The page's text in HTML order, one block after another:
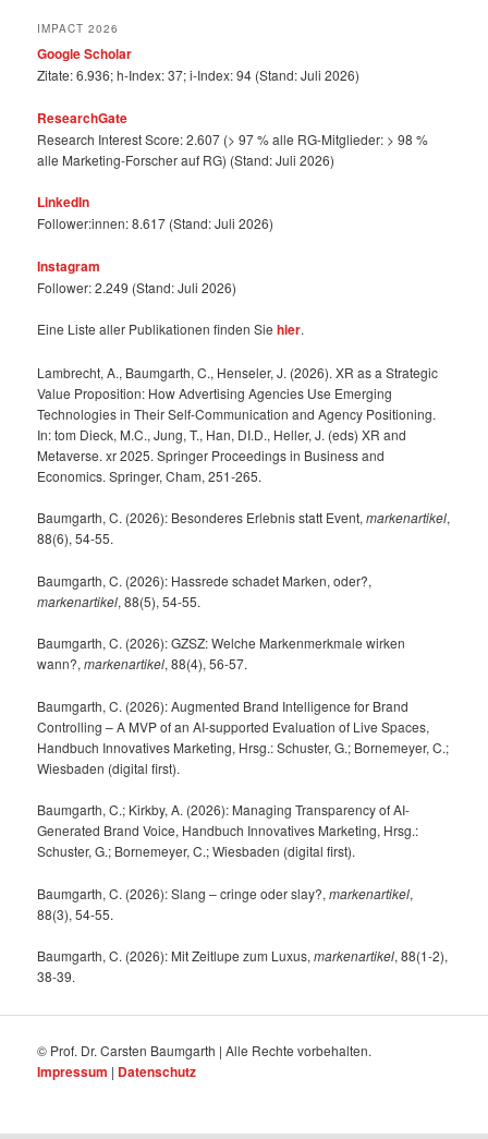
IMPACT 2026
Google Scholar
Zitate: 6.936; h-Index: 37; i-Index: 94 (Stand: Juli 2026)
ResearchGate
Research Interest Score: 2.607 (> 97 % alle RG-Mitglieder: > 98 %
alle Marketing-Forscher auf RG) (Stand: Juli 2026)
LinkedIn
Follower:innen: 8.617 (Stand: Juli 2026)
Instagram
Follower: 2.249 (Stand: Juli 2026)
Eine Liste aller Publikationen finden Siehier.
Lambrecht, A., Baumgarth, C., Henseler, J. (2026). XR as a Strategic
Value Proposition: How Advertising Agencies Use Emerging
Technologies in Their Self-Communication and Agency Positioning.
In: tom Dieck, M.C., Jung, T., Han, DI.D., Heller, J. (eds) XR and
Metaverse. xr 2025. Springer Proceedings in Business and
Economics. Springer, Cham, 251-265.
Baumgarth, C. (2026): Besonderes Erlebnis statt Event,markenartikel,
88(6), 54-55.
Baumgarth, C. (2026): Hassrede schadet Marken, oder?,
markenartikel, 88(5), 54-55.
Baumgarth, C. (2026): GZSZ: Welche Markenmerkmale wirken
wann?,markenartikel, 88(4), 56-57.
Baumgarth, C. (2026): Augmented Brand Intelligence for Brand
Controlling – A MVP of an AI-supported Evaluation of Live Spaces,
Handbuch Innovatives Marketing, Hrsg.: Schuster, G.; Bornemeyer, C.;
Wiesbaden (digital first).
Baumgarth, C.; Kirkby, A. (2026): Managing Transparency of AI-
Generated Brand Voice, Handbuch Innovatives Marketing, Hrsg.:
Schuster, G.; Bornemeyer, C.; Wiesbaden (digital first).
Baumgarth, C. (2026): Slang – cringe oder slay?,markenartikel,
88(3), 54-55.
Baumgarth, C. (2026): Mit Zeitlupe zum Luxus,markenartikel, 88(1-2),
38-39.
© Prof. Dr. Carsten Baumgarth | Alle Rechte vorbehalten.
Impressum | Datenschutz